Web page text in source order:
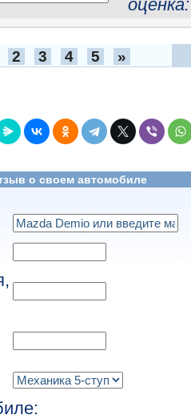
2 3 4 5 »
о своем автомобиле